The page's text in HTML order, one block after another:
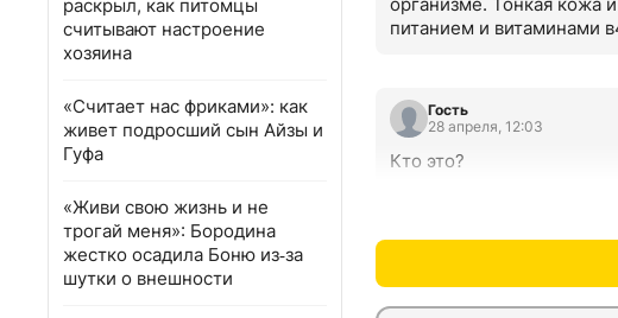
раскрыл, как питомцы
считывают настроение
хозяина
«Считает нас фриками»: как
живет подросший сын Айзы и
Гуфа
«Живи свою жизнь и не
трогай меня»: Бородина
жестко осадила Боню из‑за
шутки о внешности
питанием и витаминами
Гость
28 апреля, 12:03
Кто это?